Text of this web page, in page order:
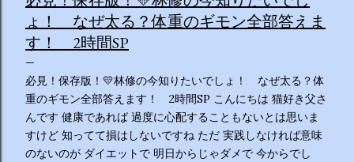
ょ！ なぜ太る？体重のギモン全部答えま
す！ 2時間SP
必見！保存版！💛林修の今知りたいでしょ！ なぜ太る？体
重のギモン全部答えます！ 2時間SP こんにちは 猫好き父さ
んです 健康であれば 過度に心配することもないとは思いま
すけど 知ってて損はしないですね ただ 実践しなければ意味
のないのが ダイエットで 明日からじゃダメで 今からでし